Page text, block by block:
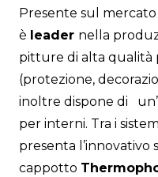
Presente sul mercato
è leader nella
pitture di alta qualità
(protezione,
inoltre dispone di
per interni. Tra i
presenta l’innovativo
cappotto